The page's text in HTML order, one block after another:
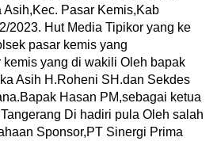
Pasar Kemis,Kab
2023. Hut Media Tipikor yang ke
pasar kemis yang
yang di wakili Oleh bapak
Asih H.Roheni SH.dan Sekdes
Hasan PM,sebagai ketua
Di hadiri pula Oleh salah
Sponsor,PT Sinergi Prima